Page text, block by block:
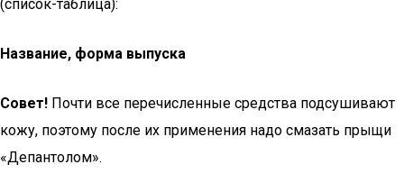
(список-таблица):
Название, форма выпуска
Совет! Почти все перечисленные средства подсушивают
кожу, поэтому после их применения надо смазать прыщи
«Депантолом».